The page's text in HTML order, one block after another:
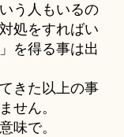
う人もいるの
処をすればい
を得る事は出
きた以上の事
せん。
味で。